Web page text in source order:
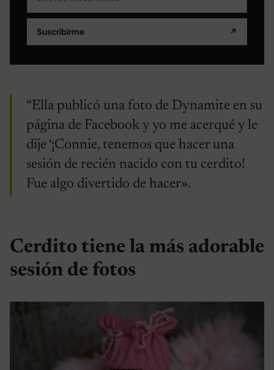
Suscribirme ↗
“Ella publicó una foto de Dynamite en su
página de Facebook y yo me acerqué y le
dije ‘¡Connie, tenemos que hacer una
sesión de recién nacido con tu cerdito!
Fue algo divertido de hacer».
Cerdito tiene la más adorable
sesión de fotos